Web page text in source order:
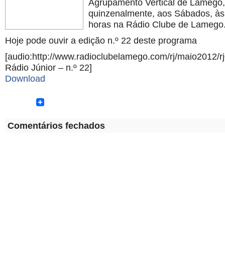
Agrupamento Vertical de Lamego,
quinzenalmente, aos Sábados,
horas na Rádio Clube de
Hoje pode ouvir a edição n.º 22 deste programa
[audio:http://www.radioclubelamego.com/rj/
Rádio Júnior – n.º 22]
Download
Comentários fechados